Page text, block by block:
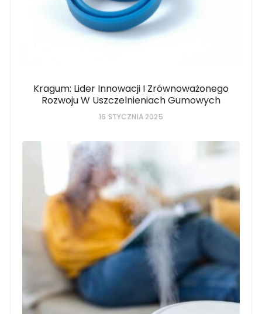
Kragum: Lider Innowacji I Zrównoważonego
Rozwoju W Uszczelnieniach Gumowych
16 STYCZNIA 2025